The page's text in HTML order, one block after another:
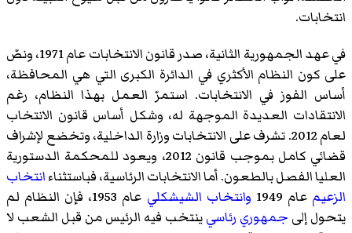
انتخابات.
في عهد الجمهورية الثانية، صدر قانون الانتخابات عام 1971، ونصّ
على كون النظام الأكثري في الدائرة الكبرى التي هي المحافظة،
أساس الفوز في الانتخابات. استمرّ العمل بهذا النظام، رغم
الانتقادات العديدة الموجهة له، وشكل أساس قانون الانتخاب
لعام 2012. تشرف على الانتخابات وزارة الداخلية، وتخضع لإشراف
قضائي كامل بموجب قانون 2012، ويعود للمحكمة الدستورية
العليا الفصل بالطعون. أما الانتخابات الرئاسية، فباستثناءانتخاب
الزعيم عام 1949 وانتخاب الشيشكلي
عام 1953، فإن النظام لم
يتحول إلى جمهوري رئاسيينتخب فيه الرئيس من قبل الشعب لا